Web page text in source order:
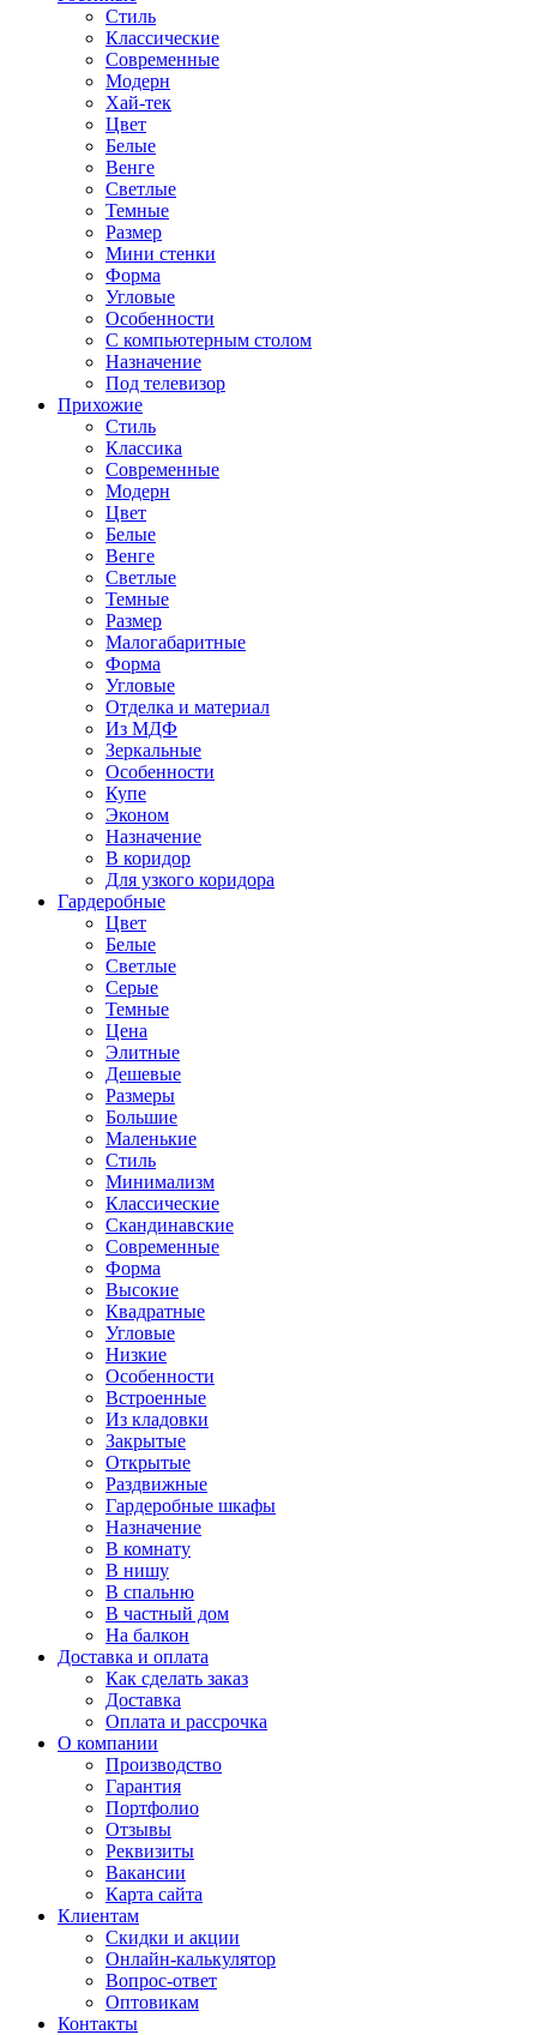
Стиль
Классические
Современные
Модерн
Хай-тек
Цвет
Белые
Венге
Светлые
Темные
Размер
Мини стенки
Форма
Угловые
Особенности
С компьютерным столом
Назначение
Под телевизор
Прихожие
Стиль
Классика
Современные
Модерн
Цвет
Белые
Венге
Светлые
Темные
Размер
Малогабаритные
Форма
Угловые
Отделка и материал
Из МДФ
Зеркальные
Особенности
Купе
Эконом
Назначение
В коридор
Для узкого коридора
Гардеробные
Цвет
Белые
Светлые
Серые
Темные
Цена
Элитные
Дешевые
Размеры
Большие
Маленькие
Стиль
Минимализм
Классические
Скандинавские
Современные
Форма
Высокие
Квадратные
Угловые
Низкие
Особенности
Встроенные
Из кладовки
Закрытые
Открытые
Раздвижные
Гардеробные шкафы
Назначение
В комнату
В нишу
В спальню
В частный дом
На балкон
Доставка и оплата
Как сделать заказ
Доставка
Оплата и рассрочка
О компании
Производство
Гарантия
Портфолио
Отзывы
Реквизиты
Вакансии
Карта сайта
Клиентам
Скидки и акции
Онлайн-калькулятор
Вопрос-ответ
Оптовикам
Контакты